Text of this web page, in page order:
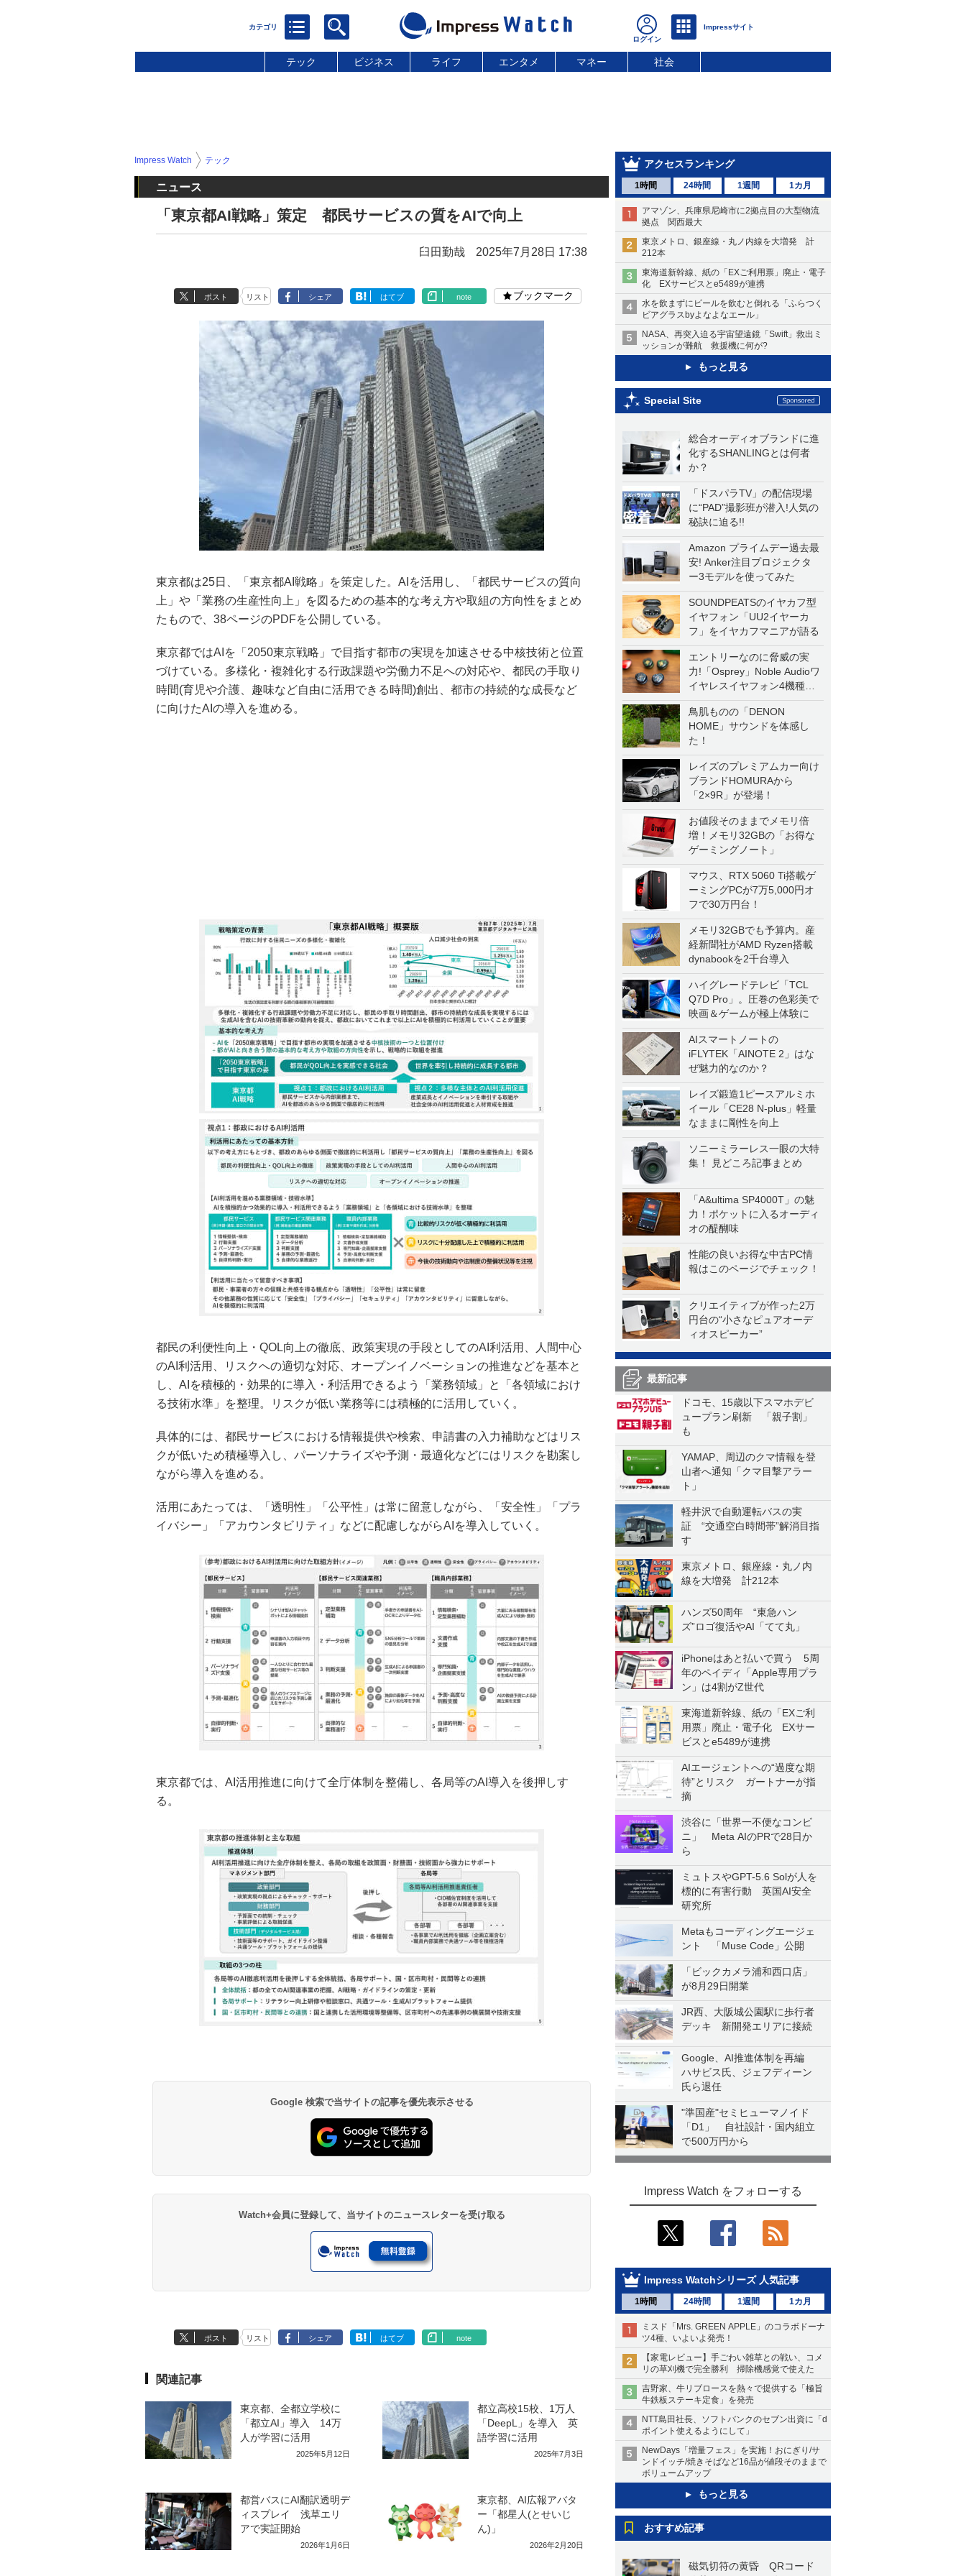
テック ビジネス ライフ エンタメ マネー 社会
アクセスランキング
1時間 24時間 1週間 1カ月
アマゾン、兵庫県尼崎市に2拠点目の大型物流
拠点 関西最大
東京メトロ、銀座線・丸ノ内線を大増発 計
212本
東海道新幹線、紙の「EXご利用票」廃止・電子
化 EXサービスとe5489が連携
水を飲まずにビールを飲むと倒れる「ふらつく
ビアグラスbyよなよなエール」
NASA、再突入迫る宇宙望遠鏡「Swift」救出ミ
ッションが難航 救援機に何が?
もっと見る
Special Site
総合オーディオブランドに進
化するSHANLINGとは何者
か？
「ドスパラTV」の配信現場
に“PAD”撮影班が潜入!人気の
秘訣に迫る!!
Amazon プライムデー過去最
安! Anker注目プロジェクタ
ー3モデルを使ってみた
SOUNDPEATSのイヤカフ型
イヤフォン「UU2イヤーカ
フ」をイヤカフマニアが語る
エントリーなのに脅威の実
力!「Osprey」Noble Audioワ
イヤレスイヤフォン4機種を
一気に聴く
鳥肌ものの「DENON
HOME」サウンドを体感し
た！
レイズのプレミアムカー向け
ブランドHOMURAから
「2×9R」が登場！
お値段そのままでメモリ倍
増！メモリ32GBの「お得な
ゲーミングノート」
マウス、RTX 5060 Ti搭載ゲ
ーミングPCが7万5,000円オ
フで30万円台！
メモリ32GBでも予算内。産
経新聞社がAMD Ryzen搭載
dynabookを2千台導入
ハイグレードテレビ「TCL
Q7D Pro」。圧巻の色彩美で
映画＆ゲームが極上体験に
AIスマートノートの
iFLYTEK「AINOTE 2」はな
ぜ魅力的なのか？
レイズ鍛造1ピースアルミホ
イール「CE28 N-plus」軽量
なままに剛性を向上
ソニーミラーレス一眼の大特
集！ 見どころ記事まとめ
「A&ultima SP4000T」の魅
力！ポケットに入るオーディ
オの醍醐味
性能の良いお得な中古PC情
報はこのページでチェック！
クリエイティブが作った2万
円台の“小さなピュアオーデ
ィオスピーカー”
最新記事
ドコモ、15歳以下スマホデビ
ュープラン刷新 「親子割」
も
YAMAP、周辺のクマ情報を登
山者へ通知「クマ目撃アラー
ト」
軽井沢で自動運転バスの実
証 “交通空白時間帯”解消目指
す
東京メトロ、銀座線・丸ノ内
線を大増発 計212本
ハンズ50周年 “東急ハン
ズ”ロゴ復活やAI「てて丸」
iPhoneはあと払いで買う 5周
年のペイディ「Apple専用プラ
ン」は4割がZ世代
東海道新幹線、紙の「EXご利
用票」廃止・電子化 EXサー
ビスとe5489が連携
AIエージェントへの“過度な期
待”とリスク ガートナーが指
摘
渋谷に「世界一不便なコンビ
ニ」 Meta AIのPRで28日か
ら
ミュトスやGPT-5.6 Solが人を
標的に有害行動 英国AI安全
研究所
Metaもコーディングエージェ
ント 「Muse Code」公開
「ビックカメラ浦和西口店」
が8月29日開業
JR西、大阪城公園駅に歩行者
デッキ 新開発エリアに接続
Google、AI推進体制を再編
ハサビス氏、ジェフディーン
氏ら退任
"準国産"セミヒューマノイド
「D1」 自社設計・国内組立
で500万円から
Impress Watch をフォローする
Impress Watchシリーズ 人気記事
1時間 24時間 1週間 1カ月
ミスド「Mrs. GREEN APPLE」のコラボドーナ
ツ4種、いよいよ発売！
【家電レビュー】手ごわい雑草との戦い、コメ
リの草刈機で完全勝利 掃除機感覚で使えた
吉野家、牛リブロースを熱々で提供する「極旨
牛鉄板ステーキ定食」を発売
NTT島田社長、ソフトバンクのセブン出資に「d
ポイント使えるようにして」
NewDays「増量フェス」を実施！おにぎり/サ
ンドイッチ/焼きそばなど16品が値段そのままで
ボリュームアップ
もっと見る
おすすめ記事
磁気切符の黄昏 QRコード
Impress Watch テック
ニュース
「東京都AI戦略」策定 都民サービスの質をAIで向上
臼田勤哉 2025年7月28日 17:38
ポスト リスト シェア はてブ note ブックマーク
東京都は25日、「東京都AI戦略」を策定した。AIを活用し、「都民サービスの質向
上」や「業務の生産性向上」を図るための基本的な考え方や取組の方向性をまとめ
たもので、38ページのPDFを公開している。
東京都ではAIを「2050東京戦略」で目指す都市の実現を加速させる中核技術と位置
づけている。多様化・複雑化する行政課題や労働力不足への対応や、都民の手取り
時間(育児や介護、趣味など自由に活用できる時間)創出、都市の持続的な成長など
に向けたAIの導入を進める。
都民の利便性向上・QOL向上の徹底、政策実現の手段としてのAI利活用、人間中心
のAI利活用、リスクへの適切な対応、オープンイノベーションの推進などを基本と
し、AIを積極的・効果的に導入・利活用できるよう「業務領域」と「各領域におけ
る技術水準」を整理。リスクが低い業務等には積極的に活用していく。
具体的には、都民サービスにおける情報提供や検索、申請書の入力補助などはリス
クが低いため積極導入し、パーソナライズや予測・最適化などにはリスクを勘案し
ながら導入を進める。
活用にあたっては、「透明性」「公平性」は常に留意しながら、「安全性」「プラ
イバシー」「アカウンタビリティ」などに配慮しながらAIを導入していく。
東京都では、AI活用推進に向けて全庁体制を整備し、各局等のAI導入を後押しす
る。
Google 検索で当サイトの記事を優先表示させる
Watch+会員に登録して、当サイトのニュースレターを受け取る
ポスト リスト シェア はてブ note
関連記事
東京都、全都立学校に
「都立AI」導入 14万
人が学習に活用
2025年5月12日
都立高校15校、1万人
「DeepL」を導入 英
語学習に活用
2025年7月3日
都営バスにAI翻訳透明デ
ィスプレイ 浅草エリ
アで実証開始
2026年1月6日
東京都、AI広報アバタ
ー「都星人(とせいじ
ん)」
2026年2月20日